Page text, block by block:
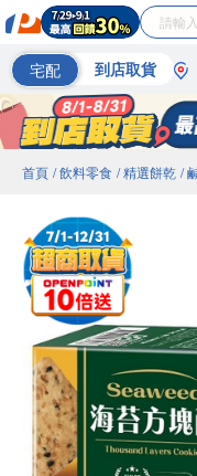
宅配 到店取貨
首頁 / 飲料零食 / 精選餅乾 /